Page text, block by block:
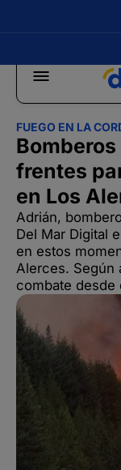
FUEGO EN LA
frentes
en Los
Adrián,
Del Mar Digital
en estos
Alerces. Según
combate desde